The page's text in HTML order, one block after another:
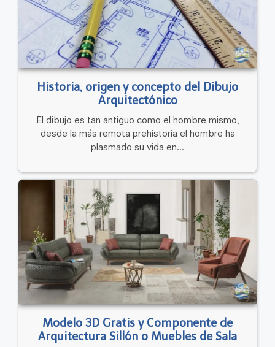
Historia, origen y concepto del Dibujo
Arquitectónico
El dibujo es tan antiguo como el hombre mismo,
desde la más remota prehistoria el hombre ha
plasmado su vida en...
Modelo 3D Gratis y Componente de
Arquitectura Sillón o Muebles de Sala